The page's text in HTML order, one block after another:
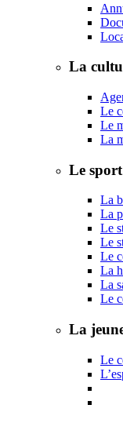
La
Le
Le
La
Le sport
La
La
Le
Le
Le
La
La
Le
La
Le